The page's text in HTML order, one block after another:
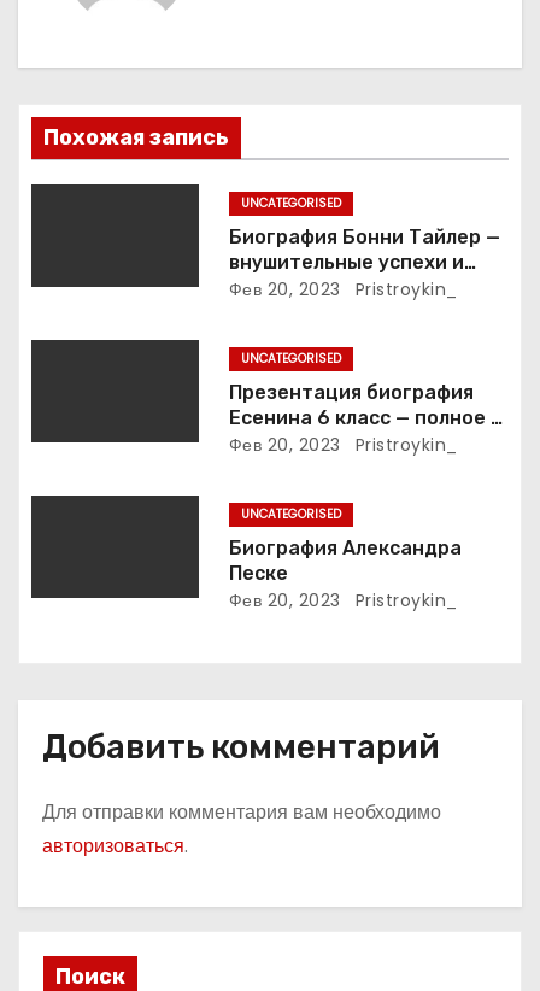
п
и
я
м
Похожая запись
UNCATEGORISED
Биография Бонни Тайлер —
внушительные успехи и
интимные подробности
Фев 20, 2023 Pristroykin_
UNCATEGORISED
Презентация биография
Есенина 6 класс — полное и
подробное описание жизни
Фев 20, 2023 Pristroykin_
UNCATEGORISED
Биография Александра
Песке
Фев 20, 2023 Pristroykin_
Добавить комментарий
Для отправки комментария вам необходимо
авторизоваться.
Поиск